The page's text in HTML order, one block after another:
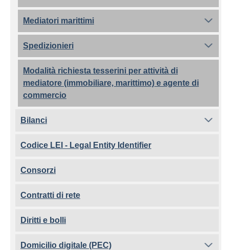
Mediatori marittimi
Spedizionieri
Modalità richiesta tesserini per attività di
mediatore (immobiliare, marittimo) e agente di
commercio
Bilanci
Codice LEI - Legal Entity Identifier
Consorzi
Contratti di rete
Diritti e bolli
Domicilio digitale (PEC)